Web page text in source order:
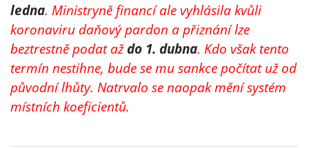
ledna. Ministryně financí ale vyhlásila kvůli
koronaviru daňový pardon a přiznání lze
beztrestně podat aždo 1. dubna. Kdo však tento
termín nestihne, bude se mu sankce počítat už od
původní lhůty. Natrvalo se naopak mění systém
místních koeficientů.